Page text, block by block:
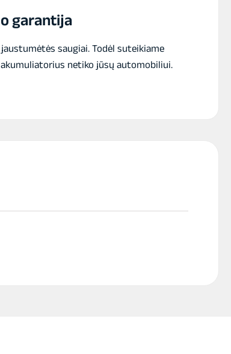
12V
517x273x212/240mm
garantija
saugiai. Todėl suteikiame
netiko jūsų automobiliui.